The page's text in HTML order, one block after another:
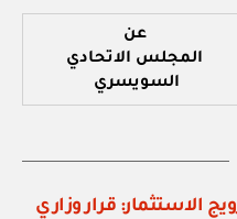
عن
المجلس الاتحادي
السويسري
الاستثمار: قرار وزاري